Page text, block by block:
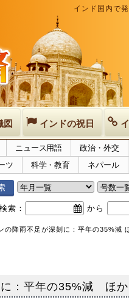
インド国内で
図 インドの祝日
ニュース用語 政治・外交
ツ 科学・教育 ネパール
索： から
の降雨不足が深刻に：平年の35%減
に：平年の35%減 ほか